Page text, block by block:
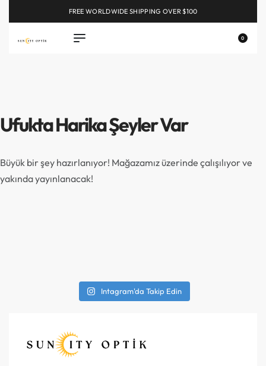
FREE WORLDWIDE SHIPPING OVER $100
0
Ufukta Harika Şeyler Var
Büyük bir şey hazırlanıyor! Mağazamız üzerinde çalışılıyor ve
yakında yayınlanacak!
Intagram'da Takip Edin